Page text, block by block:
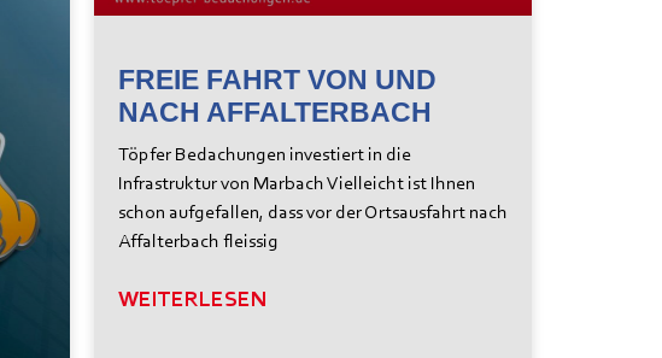
FREIE FAHRT VON UND
NACH AFFALTERBACH
Töpfer Bedachungen investiert in die
Infrastruktur von Marbach Vielleicht ist Ihnen
schon aufgefallen, dass vor der Ortsausfahrt nach
Affalterbach fleissig
WEITERLESEN